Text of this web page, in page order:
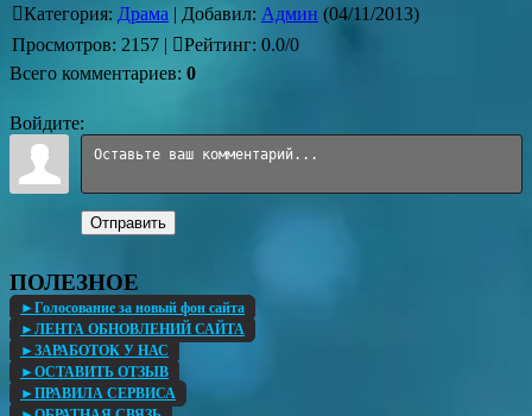
Категория: Драма | Добавил: Админ (04/11/2013)
Просмотров: 2157 | Рейтинг: 0.0/0
Всего комментариев: 0
Войдите:
Отправить
ПОЛЕЗНОЕ
►Голосование за новый фон сайта
►ЛЕНТА ОБНОВЛЕНИЙ САЙТА
►ЗАРАБОТОК У НАС
►ОСТАВИТЬ ОТЗЫВ
►ПРАВИЛА СЕРВИСА